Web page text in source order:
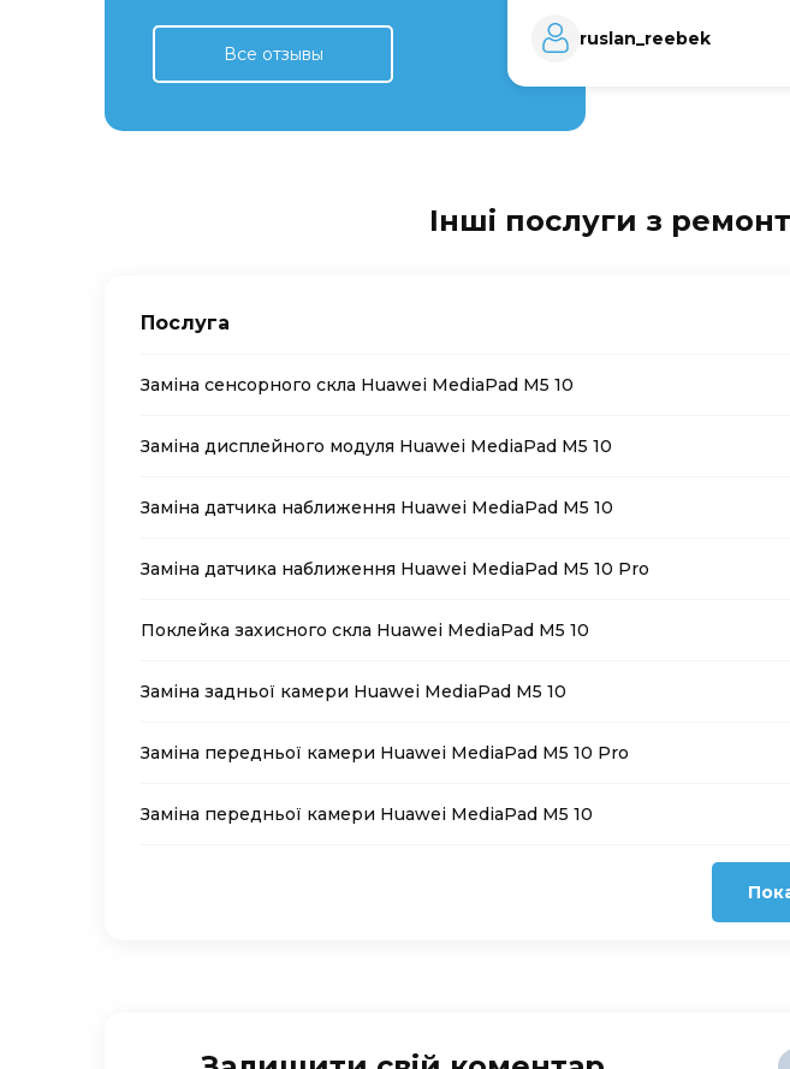
Все отзывы
ruslan_reebek
Інші послуги з
Послуга
Заміна сенсорного скла Huawei MediaPad M5 10
Заміна дисплейного модуля Huawei MediaPad M5 10
Заміна датчика наближення Huawei MediaPad M5 10
Заміна датчика наближення Huawei MediaPad M5 10 Pro
Поклейка захисного скла Huawei MediaPad M5 10
Заміна задньої камери Huawei MediaPad M5 10
Заміна передньої камери Huawei MediaPad M5 10 Pro
Заміна передньої камери Huawei MediaPad M5 10